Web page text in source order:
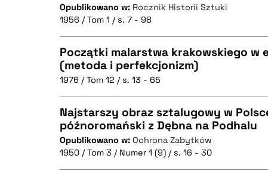
BIBTEX
CZYSTY TEKST
BIBTEX
Opublikowano w: Rocznik Historii Sztuki
1956 / Tom 1 / s. 7 - 98
CZYSTY TEKST
BIBTEX
Początki malarstwa krakowskiego w
(metoda i perfekcjonizm)
1976 / Tom 12 / s. 13 - 65
CZYSTY TEKST
Najstarszy obraz sztalugowy w
późnoromański z Dębna na Podhalu
Opublikowano w: Ochrona Zabytków
1950 / Tom 3 / Numer 1 (9) / s. 16 - 30